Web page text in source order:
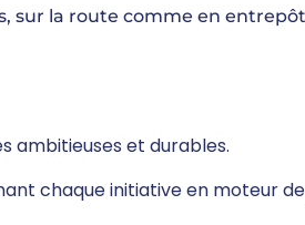
sur la route comme en
ambitieuses et durables.
chaque initiative en moteur